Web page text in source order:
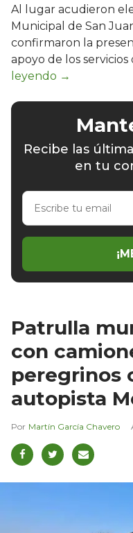
Al lugar acudieron
Municipal de San
confirmaron la
apoyo de los servicios
Recibe las
en tu
Escribe
email
Patrulla
con
peregrinos
autopista
Martín García Chavero